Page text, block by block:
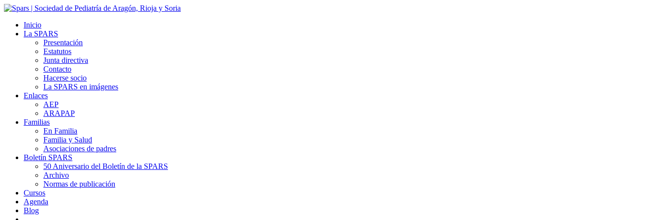
Inicio
La SPARS
Presentación
Estatutos
Junta directiva
Contacto
Hacerse socio
La SPARS en imágenes
Enlaces
AEP
ARAPAP
Familias
En Familia
Familia y Salud
Asociaciones de padres
Boletín SPARS
50 Aniversario del Boletín de la SPARS
Archivo
Normas de publicación
Cursos
Agenda
Blog